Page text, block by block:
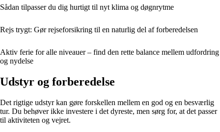
Sådan tilpasser du dig hurtigt til nyt klima og døgnrytme
Rejs trygt: Gør rejseforsikring til en naturlig del af forberedelsen
Aktiv ferie for alle niveauer – find den rette balance mellem udfordring
og nydelse
Udstyr og forberedelse
Det rigtige udstyr kan gøre forskellen mellem en god og en besværlig
tur. Du behøver ikke investere i det dyreste, men sørg for, at det passer
til aktiviteten og vejret.